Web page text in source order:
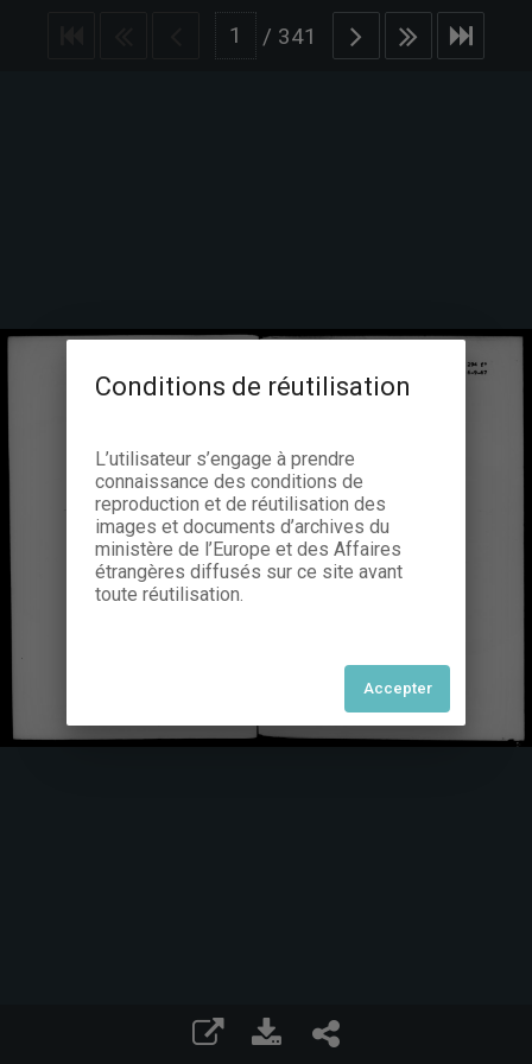
/ 341
Conditions de réutilisation
L’utilisateur s’engage à prendre
connaissance des conditions de
reproduction et de réutilisation des
images et documents d’archives du
ministère de l’Europe et des Affaires
étrangères diffusés sur ce site avant
toute réutilisation.